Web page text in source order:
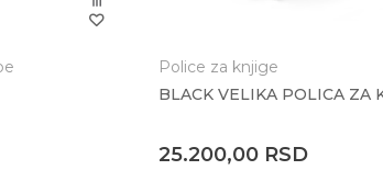
Police za knjige
BLACK VELIKA POLICA ZA
25.200,00 RSD